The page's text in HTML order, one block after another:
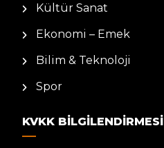
Kültür Sanat
Ekonomi – Emek
Bilim & Teknoloji
Spor
KVKK BILGILENDIRMESI